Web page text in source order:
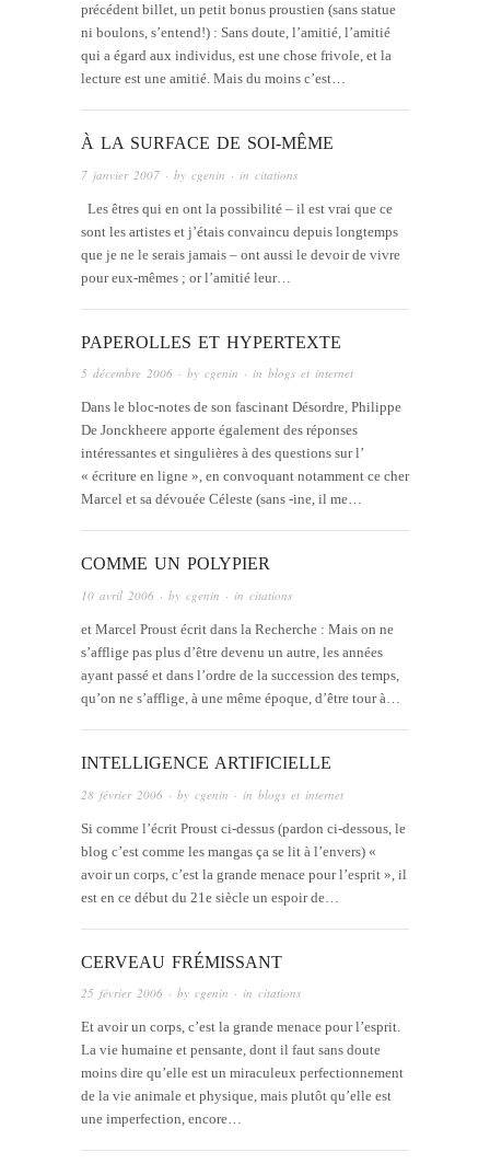
précédent billet, un petit bonus proustien (sans statue
ni boulons, s’entend!) : Sans doute, l’amitié, l’amitié
qui a égard aux individus, est une chose frivole, et la
lecture est une amitié. Mais du moins c’est…
À LA SURFACE DE SOI-MÊME
7 janvier 2007 · by cgenin · in citations
Les êtres qui en ont la possibilité – il est vrai que ce
sont les artistes et j’étais convaincu depuis longtemps
que je ne le serais jamais – ont aussi le devoir de vivre
pour eux-mêmes ; or l’amitié leur…
PAPEROLLES ET HYPERTEXTE
5 décembre 2006 · by cgenin · in blogs et internet
Dans le bloc-notes de son fascinant Désordre, Philippe
De Jonckheere apporte également des réponses
intéressantes et singulières à des questions sur l’
« écriture en ligne », en convoquant notamment ce cher
Marcel et sa dévouée Céleste (sans -ine, il me…
COMME UN POLYPIER
10 avril 2006 · by cgenin · in citations
et Marcel Proust écrit dans la Recherche : Mais on ne
s’afflige pas plus d’être devenu un autre, les années
ayant passé et dans l’ordre de la succession des temps,
qu’on ne s’afflige, à une même époque, d’être tour à…
INTELLIGENCE ARTIFICIELLE
28 février 2006 · by cgenin · in blogs et internet
Si comme l’écrit Proust ci-dessus (pardon ci-dessous, le
blog c’est comme les mangas ça se lit à l’envers) «
avoir un corps, c’est la grande menace pour l’esprit », il
est en ce début du 21e siècle un espoir de…
CERVEAU FRÉMISSANT
25 février 2006 · by cgenin · in citations
Et avoir un corps, c’est la grande menace pour l’esprit.
La vie humaine et pensante, dont il faut sans doute
moins dire qu’elle est un miraculeux perfectionnement
de la vie animale et physique, mais plutôt qu’elle est
une imperfection, encore…